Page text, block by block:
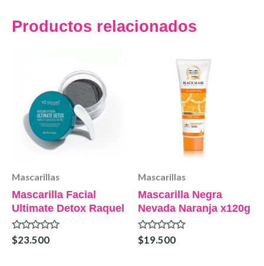
Productos relacionados
Mascarillas
Mascarilla Facial
Ultimate Detox Raquel
Valorado
en
$23.500
Mascarillas
Mascarilla Negra
Nevada Naranja x120g
Valorado
en
$19.500